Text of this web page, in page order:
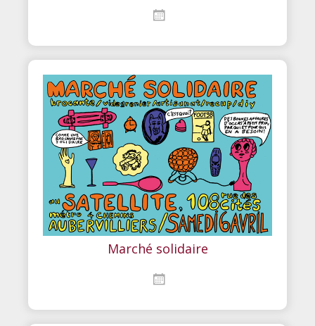
Marché solidaire